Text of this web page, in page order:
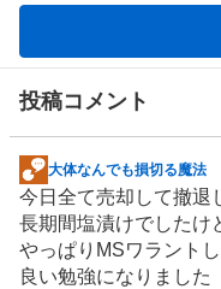
板
投稿コメント
掲
示
板
記
大体なんでも損切る魔法
今日全て売却して撤退
長期間塩漬けでしたけ
やっぱりMSワラント
良い勉強になりました